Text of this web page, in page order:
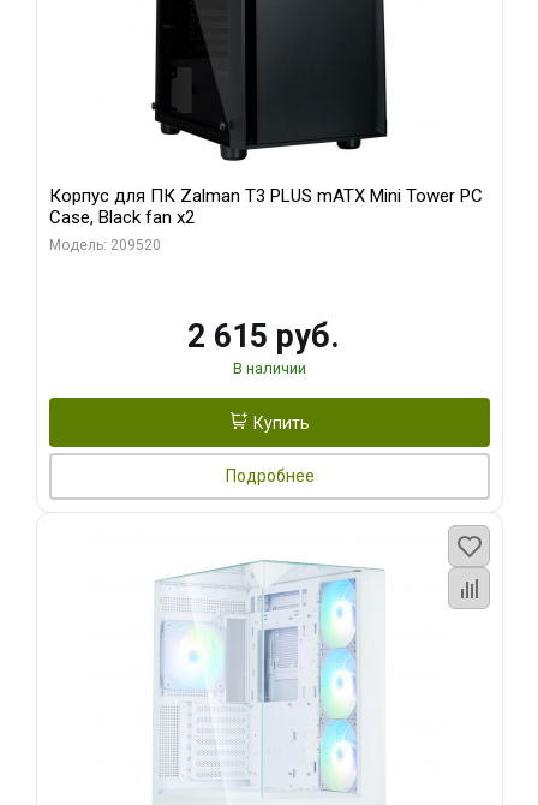
Корпус для ПК Zalman T3 PLUS mATX Mini Tower PC
Case, Black fan x2
Модель: 209520
2 615 руб.
В наличии
Купить
Подробнее